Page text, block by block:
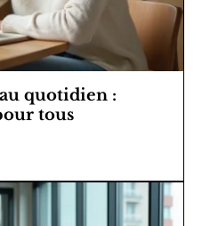
quotidien :
tous